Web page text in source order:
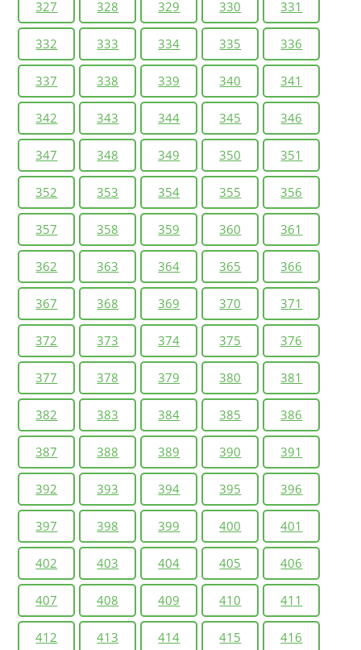
327 328 329 330 331
332 333 334 335 336
337 338 339 340 341
342 343 344 345 346
347 348 349 350 351
352 353 354 355 356
357 358 359 360 361
362 363 364 365 366
367 368 369 370 371
372 373 374 375 376
377 378 379 380 381
382 383 384 385 386
387 388 389 390 391
392 393 394 395 396
397 398 399 400 401
402 403 404 405 406
407 408 409 410 411
412 413 414 415 416